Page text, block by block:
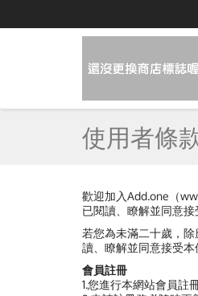
使用者條
歡迎加入Add.one（
已閱讀、瞭解並同意
若您為未滿二十歲，
讀、瞭解並同意接受本
會員註冊
1.您進行本網站會員註